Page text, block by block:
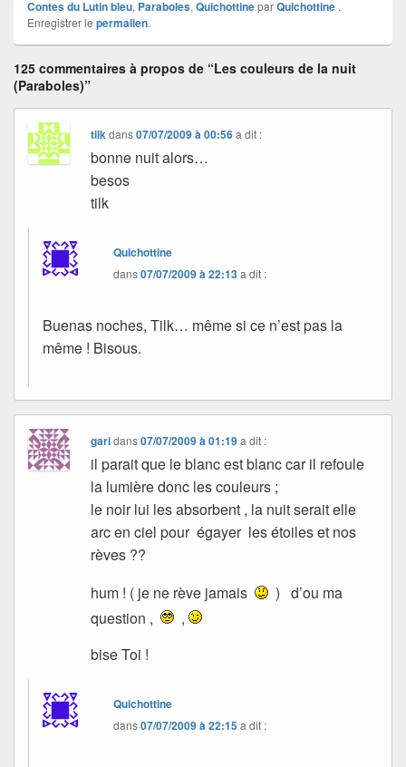
Contes du Lutin bleu, Paraboles,QuichottineparQuichottine .
Enregistrer le permalien.
125 commentaires à propos de “Les couleurs de la nuit
(Paraboles)”
tilkdans07/07/2009 à 00:56 a dit :
bonne nuit alors…
besos
tilk
Quichottine
dans07/07/2009 à 22:13a dit :
Buenas noches, Tilk… même si ce n’est pas la
même ! Bisous.
garidans07/07/2009 à 01:19 a dit :
il parait que le blanc est blanc car il refoule
la lumière donc les couleurs ;
le noir lui les absorbent , la nuit serait elle
arc en ciel pour égayer les étoiles et nos
rèves ??
hum ! ( je ne rève jamais
) d’ou ma
question ,
,
bise Toi !
Quichottine
dans07/07/2009 à 22:15a dit :